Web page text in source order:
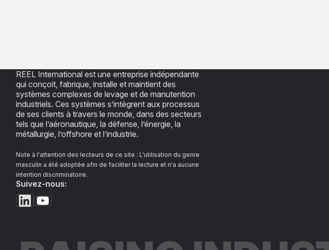
REEL International est une entreprise indépendante
qui conçoit, fabrique, installe et maintient des
systèmes complexes de levage et de manutention
industriels. Ces systèmes s’intègrent aux processus
de ses clients à travers le monde, dans des secteurs
tels que l’aéronautique, la défense, l’énergie, la
métallurgie, l’offshore et l’industrie.
Note à l'attention des lecteurs de ce site : L'utilisation du genre
masculin a été adoptée afin de faciliter la lecture et n'a aucune
intention discriminatoire.
Suivez-nous: